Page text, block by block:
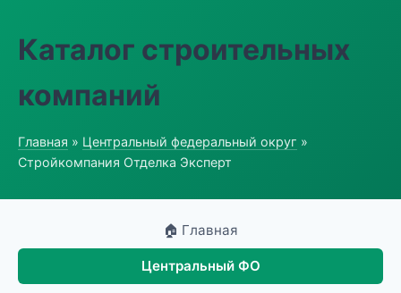
Каталог строительных
компаний
Главная » Центральный федеральный округ »
Стройкомпания Отделка Эксперт
🏠 Главная
Центральный ФО